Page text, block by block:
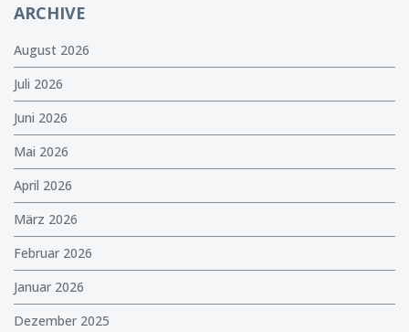
ARCHIVE
August 2026
Juli 2026
Juni 2026
Mai 2026
April 2026
März 2026
Februar 2026
Januar 2026
Dezember 2025